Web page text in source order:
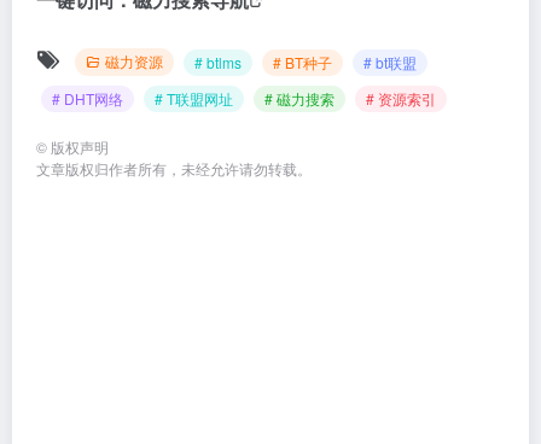
磁力资源 # btlms # BT种子
# bt联盟
# DHT网络
# T联盟网址 # 磁力搜索 # 资源索引
© 版权声明
文章版权归作者所有，未经允许请勿转载。